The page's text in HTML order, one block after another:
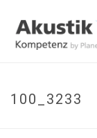
100_3233